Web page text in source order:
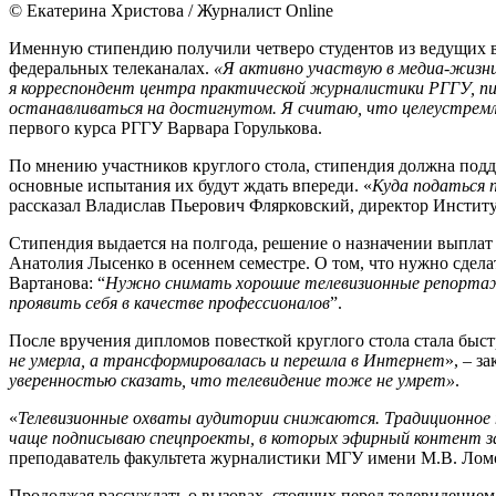
© Екатерина Христова / Журналист Online
Именную стипендию получили четверо студентов из
федеральных телеканалах. «Я активно участвую в медиа-
я корреспондент центра практической журналистики РГГУ,
останавливаться на достигнутом. Я считаю, что
первого курса РГГУ Варвара Горулькова.
По мнению участников круглого стола, стипендия должна
основные испытания их будут ждать впереди. «Куда податься
рассказал Владислав Пьерович Флярковский, директор
Стипендия выдается на полгода, решение о назначении
Анатолия Лысенко в осеннем семестре. О том, что нужно
Вартанова: “Нужно снимать хорошие телевизионные
проявить себя в качестве профессионалов”.
После вручения дипломов повесткой круглого стола стала
не умерла, а трансформировалась и перешла в Интернет», –
уверенностью сказать, что телевидение тоже не умрет».
«Телевизионные охваты аудитории снижаются. Традиционное
чаще подписываю спецпроекты, в которых эфирный контент
преподаватель факультета журналистики МГУ имени М.В.